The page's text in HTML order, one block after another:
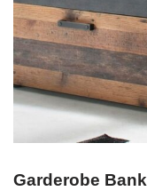
Garderobe Bank